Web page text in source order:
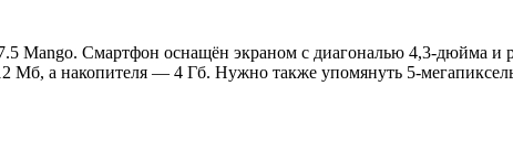
Mango. Смартфон оснащён экраном с диагональю 4,3-дюйма и
Мб, а накопителя — 4 Гб. Нужно также упомянуть 5-